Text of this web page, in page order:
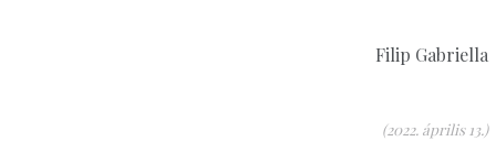
Filip Gabriella
(2022. április 13.)